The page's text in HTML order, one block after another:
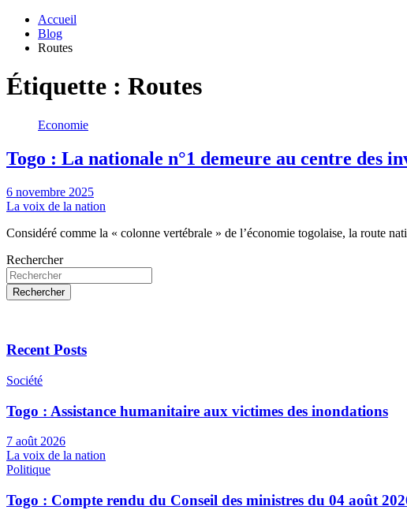
Accueil
Blog
Routes
Étiquette : Routes
Economie
Togo : La nationale n°1 demeure au centre des
6 novembre 2025
La voix de la nation
Considéré comme la « colonne vertébrale » de l’économie togolaise, la route
Rechercher
Rechercher
Recent Posts
Société
Togo : Assistance humanitaire aux victimes des inondations
7 août 2026
La voix de la nation
Politique
Togo : Compte rendu du Conseil des ministres du 04 août